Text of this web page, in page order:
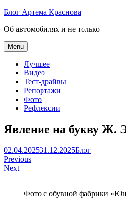
Skip
content
Блог Артема Краснова
Об автомобилях и не только
Menu
Лучшее
Видео
Тест-драйвы
Репортажи
Фото
Рефлексии
Явление на букву Ж.
Артем
Краснов
02.04.202531.12.2025Блог
Навигация
по
Previous
Next
Фото с обувной фабрики